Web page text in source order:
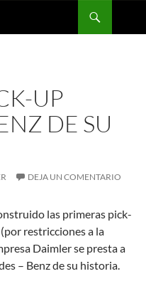
UP
DE SU
DEJA UN COMENTARIO
las primeras pick-
restricciones a la
Daimler se presta a
– Benz de su historia.